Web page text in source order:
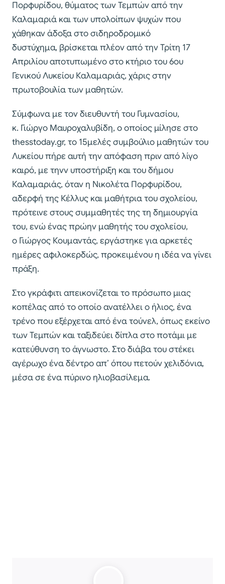
Πορφυρίδου, θύματος των Τεμπών από την
Καλαμαριά και των υπολοίπων ψυχών που
χάθηκαν άδοξα στο σιδηροδρομικό
δυστύχημα, βρίσκεται πλέον από την Τρίτη 17
Απριλίου αποτυπωμένο στο κτήριο του 6ου
Γενικού Λυκείου Καλαμαριάς, χάρις στην
πρωτοβουλία των μαθητών.
Σύμφωνα με τον διευθυντή του Γυμνασίου,
κ. Γιώργο Μαυροχαλυβίδη, ο οποίος μίλησε στο
thesstoday.gr, το 15μελές συμβούλιο μαθητών του
Λυκείου πήρε αυτή την απόφαση πριν από λίγο
καιρό, με τηνν υποστήριξη και του δήμου
Καλαμαριάς, όταν η Νικολέτα Πορφυρίδου,
αδερφή της Κέλλυς και μαθήτρια του σχολείου,
πρότεινε στους συμμαθητές της τη δημιουργία
του, ενώ ένας πρώην μαθητής του σχολείου,
ο Γιώργος Κουμαντάς, εργάστηκε για αρκετές
ημέρες αφιλοκερδώς, προκειμένου η ιδέα να γίνει
πράξη.
Στο γκράφιτι απεικονίζεται το πρόσωπο μιας
κοπέλας από το οποίο ανατέλλει ο ήλιος, ένα
τρένο που εξέρχεται από ένα τούνελ, όπως εκείνο
των Τεμπών και ταξιδεύει δίπλα στο ποτάμι με
κατεύθυνση το άγνωστο. Στο διάβα του στέκει
αγέρωχο ένα δέντρο απ’ όπου πετούν χελιδόνια,
μέσα σε ένα πύρινο ηλιοβασίλεμα.